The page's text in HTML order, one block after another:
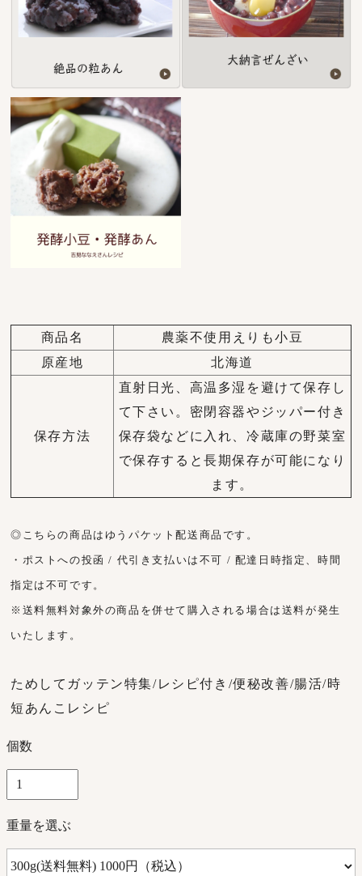
商品名
農薬不使用えりも小豆
原産地
北海道
保存方法
直射日光、高温多湿を避けて保存し
て下さい。密閉容器やジッパー付き
保存袋などに入れ、冷蔵庫の野菜室
で保存すると長期保存が可能になり
ます。
◎こちらの商品はゆうパケット配送商品です。
・ポストへの投函 / 代引き支払いは不可 / 配達日時指定、時間
指定は不可です。
※送料無料対象外の商品を併せて購入される場合は送料が発生
いたします。
ためしてガッテン特集/レシピ付き/便秘改善/腸活/時
短あんこレシピ
個数
重量を選ぶ